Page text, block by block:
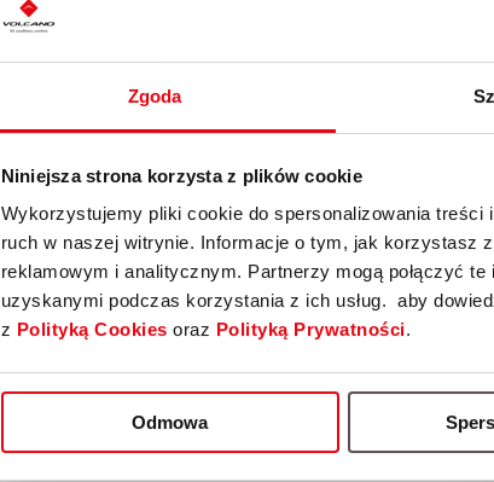
Zgoda
Niniejsza strona korzysta z plików cookie
Wykorzystujemy pliki cookie do spersonalizowania treści
ruch w naszej witrynie. Informacje o tym, jak korzystasz
reklamowym i analitycznym. Partnerzy mogą połączyć
uzyskanymi podczas korzystania z ich usług. aby
z Polityką Cookies oraz Polityką Prywatności.
Odmowa
Wybieraj jakość